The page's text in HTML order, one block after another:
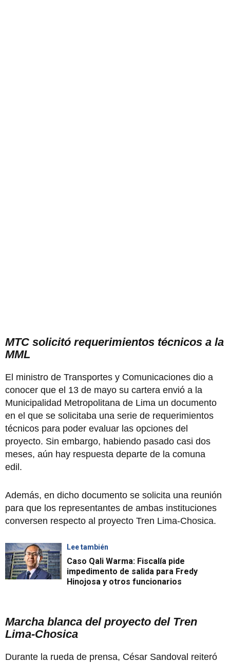
MTC solicitó requerimientos técnicos a la
MML
El ministro de Transportes y Comunicaciones dio a
conocer que el 13 de mayo su cartera envió a la
Municipalidad Metropolitana de Lima un documento
en el que se solicitaba una serie de requerimientos
técnicos para poder evaluar las opciones del
proyecto. Sin embargo, habiendo pasado casi dos
meses, aún hay respuesta departe de la comuna
edil.
Además, en dicho documento se solicita una reunión
para que los representantes de ambas instituciones
conversen respecto al proyecto Tren Lima-Chosica.
Lee también
Caso Qali Warma: Fiscalía pide
impedimento de salida para Fredy
Hinojosa y otros funcionarios
Marcha blanca del proyecto del Tren
Lima-Chosica
Durante la rueda de prensa, César Sandoval reiteró